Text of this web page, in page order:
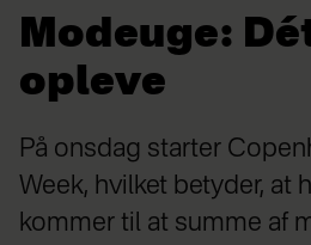
Modeuge:
opleve
På onsdag starter
Week, hvilket betyder, at
kommer til at summe af